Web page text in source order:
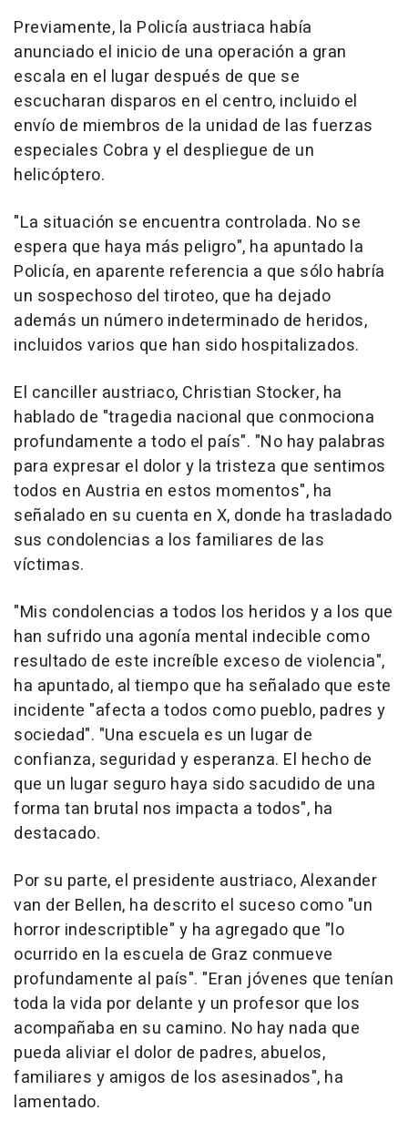
Previamente, la Policía austriaca había
anunciado el inicio de una operación a gran
escala en el lugar después de que se
escucharan disparos en el centro, incluido el
envío de miembros de la unidad de las fuerzas
especiales Cobra y el despliegue de un
helicóptero.
"La situación se encuentra controlada. No se
espera que haya más peligro", ha apuntado la
Policía, en aparente referencia a que sólo habría
un sospechoso del tiroteo, que ha dejado
además un número indeterminado de heridos,
incluidos varios que han sido hospitalizados.
El canciller austriaco, Christian Stocker, ha
hablado de "tragedia nacional que conmociona
profundamente a todo el país". "No hay palabras
para expresar el dolor y la tristeza que sentimos
todos en Austria en estos momentos", ha
señalado en su cuenta en X, donde ha trasladado
sus condolencias a los familiares de las
víctimas.
"Mis condolencias a todos los heridos y a los que
han sufrido una agonía mental indecible como
resultado de este increíble exceso de violencia",
ha apuntado, al tiempo que ha señalado que este
incidente "afecta a todos como pueblo, padres y
sociedad". "Una escuela es un lugar de
confianza, seguridad y esperanza. El hecho de
que un lugar seguro haya sido sacudido de una
forma tan brutal nos impacta a todos", ha
destacado.
Por su parte, el presidente austriaco, Alexander
van der Bellen, ha descrito el suceso como "un
horror indescriptible" y ha agregado que "lo
ocurrido en la escuela de Graz conmueve
profundamente al país". "Eran jóvenes que tenían
toda la vida por delante y un profesor que los
acompañaba en su camino. No hay nada que
pueda aliviar el dolor de padres, abuelos,
familiares y amigos de los asesinados", ha
lamentado.